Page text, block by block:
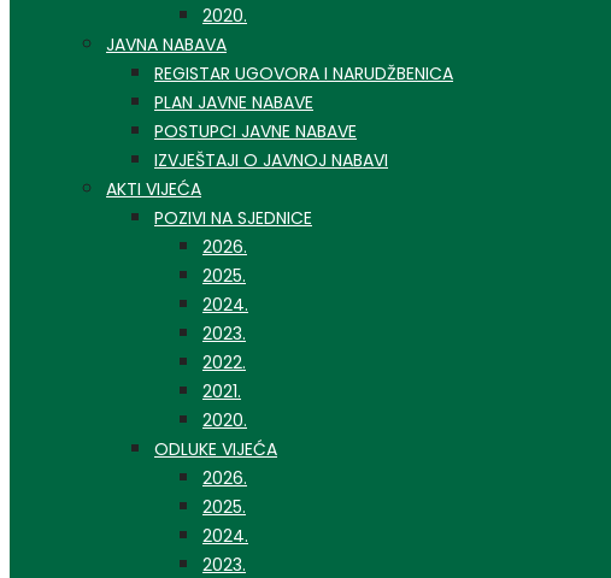
2020.
JAVNA NABAVA
REGISTAR UGOVORA I NARUDŽBENICA
PLAN JAVNE NABAVE
POSTUPCI JAVNE NABAVE
IZVJEŠTAJI O JAVNOJ NABAVI
AKTI VIJEĆA
POZIVI NA SJEDNICE
2026.
2025.
2024.
2023.
2022.
2021.
2020.
ODLUKE VIJEĆA
2026.
2025.
2024.
2023.